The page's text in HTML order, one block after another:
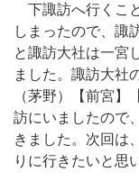
下諏訪へ行くこ
しまったので、諏
と諏訪大社は一宮
ました。諏訪大社
（茅野）【前宮
訪にいましたので
きました。次回は
りに行きたいと思